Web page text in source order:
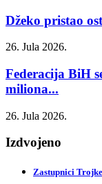
Džeko pristao
26. Jula 2026.
Federacija BiH
miliona...
26. Jula 2026.
Izdvojeno
Zastupnici